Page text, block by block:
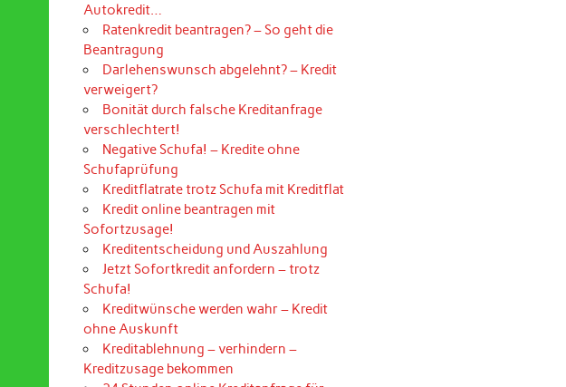
Autokredit…
Ratenkredit beantragen? – So geht die
Beantragung
Darlehenswunsch abgelehnt? – Kredit
verweigert?
Bonität durch falsche Kreditanfrage
verschlechtert!
Negative Schufa! – Kredite ohne
Schufaprüfung
Kreditflatrate trotz Schufa mit Kreditflat
Kredit online beantragen mit
Sofortzusage!
Kreditentscheidung und Auszahlung
Jetzt Sofortkredit anfordern – trotz
Schufa!
Kreditwünsche werden wahr – Kredit
ohne Auskunft
Kreditablehnung – verhindern –
Kreditzusage bekommen